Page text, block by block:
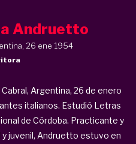
Andruetto
26 ene 1954
Argentina, 26 de enero
italianos. Estudió Letras
de Córdoba. Practicante y
juvenil, Andruetto estuvo en